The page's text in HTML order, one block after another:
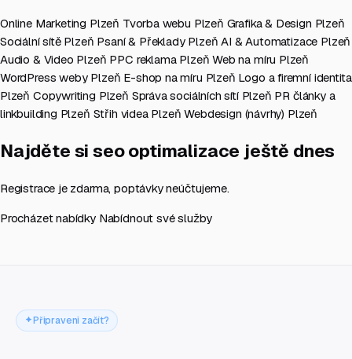
Online Marketing Plzeň Tvorba webu Plzeň Grafika & Design Plzeň
Sociální sítě Plzeň Psaní & Překlady PlzeňAI & Automatizace Plzeň
Audio & Video Plzeň PPC reklama PlzeňWeb na míru Plzeň
WordPress weby Plzeň E-shop na míru Plzeň Logo a firemní identita
Plzeň Copywriting Plzeň Správa sociálních sítí Plzeň PR články a
linkbuilding Plzeň Střih videa PlzeňWebdesign (návrhy) Plzeň
Najděte si seo optimalizace ještě dnes
Registrace je zdarma, poptávky neúčtujeme.
Procházet nabídky Nabídnout své služby
Připraveni začít?